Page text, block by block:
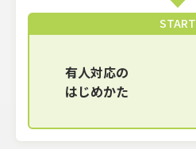
START
有人対応の
はじめかた